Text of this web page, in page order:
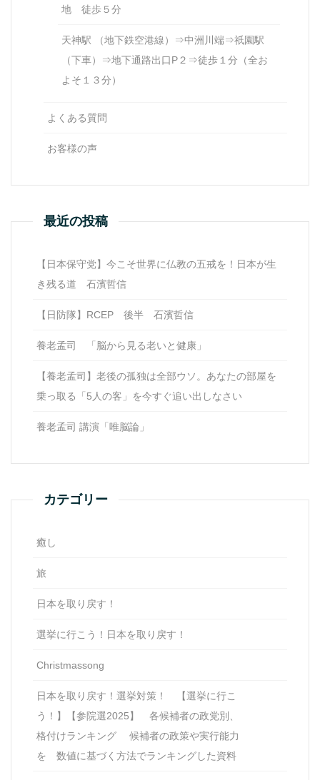
地 徒歩５分
天神駅 （地下鉄空港線）⇒中洲川端⇒祇園駅
（下車）⇒地下通路出口P２⇒徒歩１分（全お
よそ１３分）
よくある質問
お客様の声
最近の投稿
【日本保守党】今こそ世界に仏教の五戒を！日本が生
き残る道 石濱哲信
【日防隊】RCEP 後半 石濱哲信
養老孟司 「脳から見る老いと健康」
【養老孟司】老後の孤独は全部ウソ。あなたの部屋を
乗っ取る「5人の客」を今すぐ追い出しなさい
養老孟司 講演「唯脳論」
カテゴリー
癒し
旅
日本を取り戻す！
選挙に行こう！日本を取り戻す！
Christmassong
日本を取り戻す！選挙対策！ 【選挙に行こ
う！】【参院選2025】 各候補者の政党別、
格付けランキング 候補者の政策や実行能力
を 数値に基づく方法でランキングした資料